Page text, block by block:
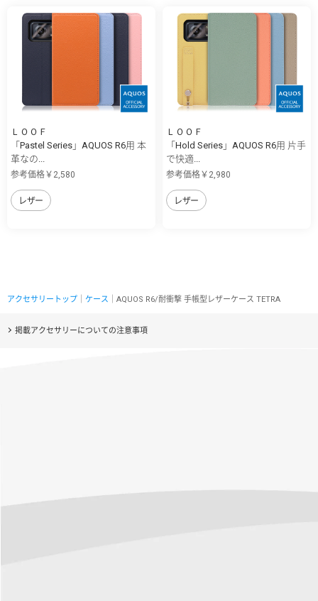
ＬＯＯＦ
「Pastel Series」AQUOS R6用 本
革なの...
参考価格￥2,580
レザー
ＬＯＯＦ
「Hold Series」AQUOS R6用 片手
で快適...
参考価格￥2,980
レザー
アクセサリートップ ケース ｜AQUOS R6/耐衝撃 手帳型レザーケース TETRA
掲載アクセサリーについての注意事項